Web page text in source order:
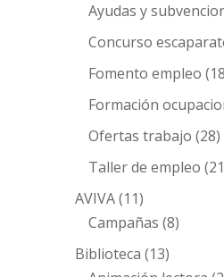
Ayudas y
Concurso
Fomento empleo
Formación
Ofertas trabajo (28)
Taller de empleo
AVIVA(11)
Campañas (8)
Biblioteca (13)